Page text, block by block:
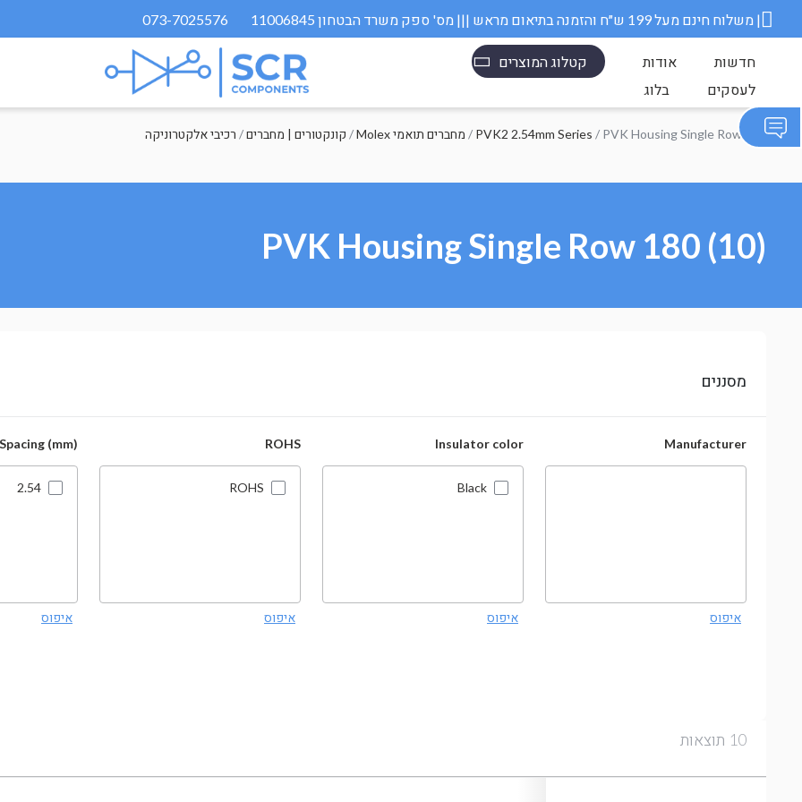
073-7025576 משלוח חינם מעל 199 ש״ח והזמנה בתיאום מראש ||| מס' ספק משרד הבטחון 11006845 |
קטלוג המוצרים אודות
חדשות
בלוג
לעסקים
רכיבי אלקטרוניקה /קונקטורים | מחברים / Molex מחברים תואמי / PVK2 2.54mm Series / PVK Housing Single Row 180
PVK Housing Single Row 180 (10)
מסננים
Manufacturer
איפוס
Insulator color
Black
איפוס
ROHS
ROHS
איפוס
(mm)
2.54
איפוס
10 תוצאות